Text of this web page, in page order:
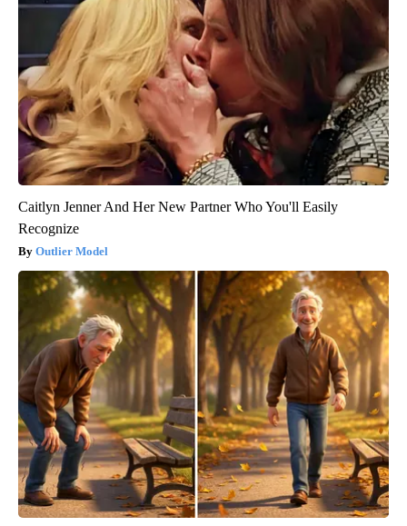
Caitlyn Jenner And Her New Partner Who You'll Easily
Recognize
Outlier Model